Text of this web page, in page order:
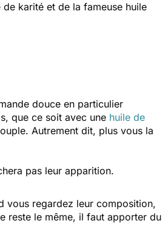
karité et de la fameuse huile
douce en particulier
que ce soit avec une huile de
Autrement dit, plus vous la
pas leur apparition.
vous regardez leur composition,
reste le même, il faut apporter du